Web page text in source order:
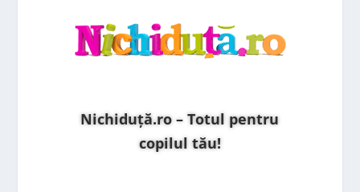
Nichiduță.ro – Totul pentru
copilul tău!